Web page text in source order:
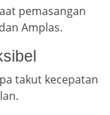
pemasangan
Amplas.
takut kecepatan